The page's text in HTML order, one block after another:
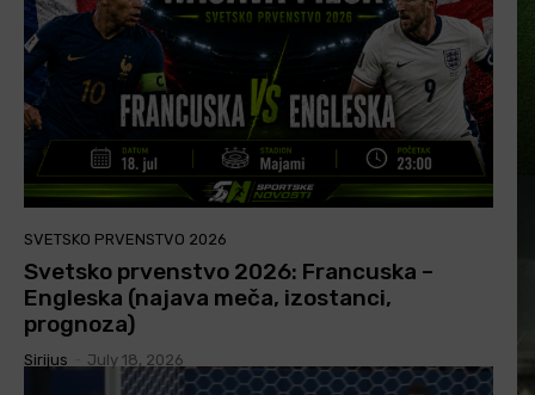
SVETSKO PRVENSTVO 2026
Svetsko prvenstvo 2026: Francuska –
Engleska (najava meča, izostanci,
prognoza)
Sirijus July 18, 2026